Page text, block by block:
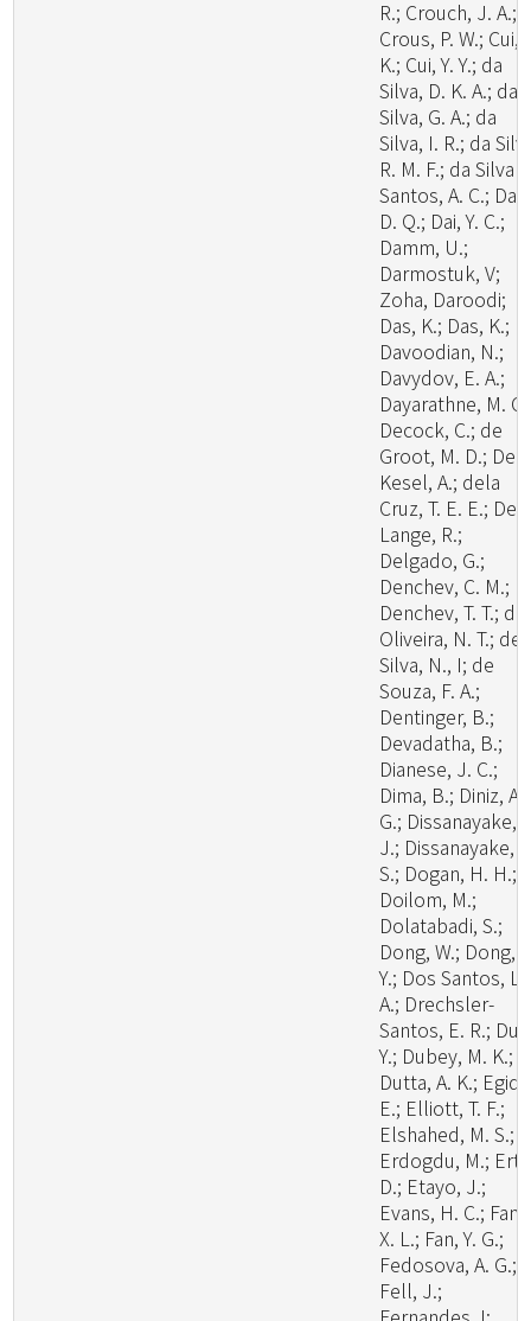
R.; Crouch, J. A.;
Crous, P. W.; Cui,
K.; Cui, Y. Y.; da
Silva, D. K. A.; da
Silva, G. A.; da
Silva, I. R.; da
R. M. F.; da Silva
Santos, A. C.; Dai,
D. Q.; Dai, Y. C.;
Damm, U.;
Darmostuk, V;
Zoha, Daroodi;
Das, K.; Das, K.;
Davoodian, N.;
Davydov, E. A.;
Dayarathne, M.
Decock, C.; de
Groot, M. D.; De
Kesel, A.; dela
Cruz, T. E. E.; De
Lange, R.;
Delgado, G.;
Denchev, C. M.;
Denchev, T. T.; de
Oliveira, N. T.; de
Silva, N., I; de
Souza, F. A.;
Dentinger, B.;
Devadatha, B.;
Dianese, J. C.;
Dima, B.; Diniz, A.
G.; Dissanayake,
J.; Dissanayake,
S.; Dogan, H. H.;
Doilom, M.;
Dolatabadi, S.;
Dong, W.; Dong,
Y.; Dos Santos, L.
A.; Drechsler-
Santos, E. R.; Du,
Y.; Dubey, M. K.;
Dutta, A. K.; Egidi,
E.; Elliott, T. F.;
Elshahed, M. S.;
Erdogdu, M.;
D.; Etayo, J.;
Evans, H. C.; Fan,
X. L.; Fan, Y. G.;
Fedosova, A. G.;
Fell, J.;